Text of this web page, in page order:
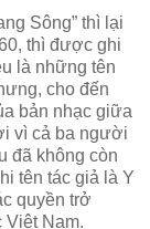
Sông” thì lại
thì được ghi
là những tên
cho đến
bản nhạc giữa
vì cả ba người
đã không còn
tên tác giả là Y
quyền trở
Việt Nam.